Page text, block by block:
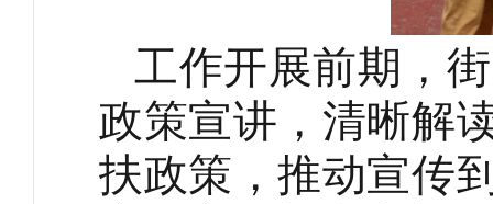
工作开展前期，
政策宣讲，清晰解
扶政策，推动宣传